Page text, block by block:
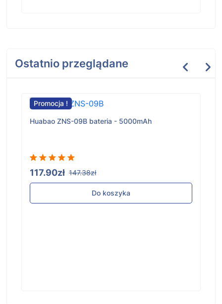
Ostatnio przeglądane
Promocja !
Huabao ZNS-09B bateria - 5000mAh
117.90zł 147.38zł
Do koszyka